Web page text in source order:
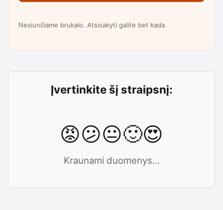
Nesiunčiame brukalo. Atsisakyti galite bet kada.
Įvertinkite šį straipsnį:
😡😕😐🙂😍
Kraunami duomenys...